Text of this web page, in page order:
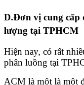
D.Đơn vị cung cấp
lượng tại TPHCM
Hiện nay, có rất
phân luồng tại
ACM là một là một